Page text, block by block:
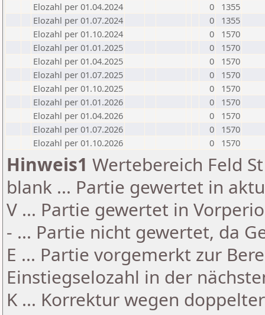
Elozahl per 01.04.2024
0
1355
Elozahl per 01.07.2024
0
1355
Elozahl per 01.10.2024
0
1570
Elozahl per 01.01.2025
0
1570
Elozahl per 01.04.2025
0
1570
Elozahl per 01.07.2025
0
1570
Elozahl per 01.10.2025
0
1570
Elozahl per 01.01.2026
0
1570
Elozahl per 01.04.2026
0
1570
Elozahl per 01.07.2026
0
1570
Elozahl per 01.10.2026
0 1570
Hinweis1 Wertebereich Feld
blank ... Partie gewertet in
V ... Partie gewertet in
- ... Partie nicht gewertet, da
E ... Partie vorgemerkt zur
Einstiegselozahl in der
K ... Korrektur wegen